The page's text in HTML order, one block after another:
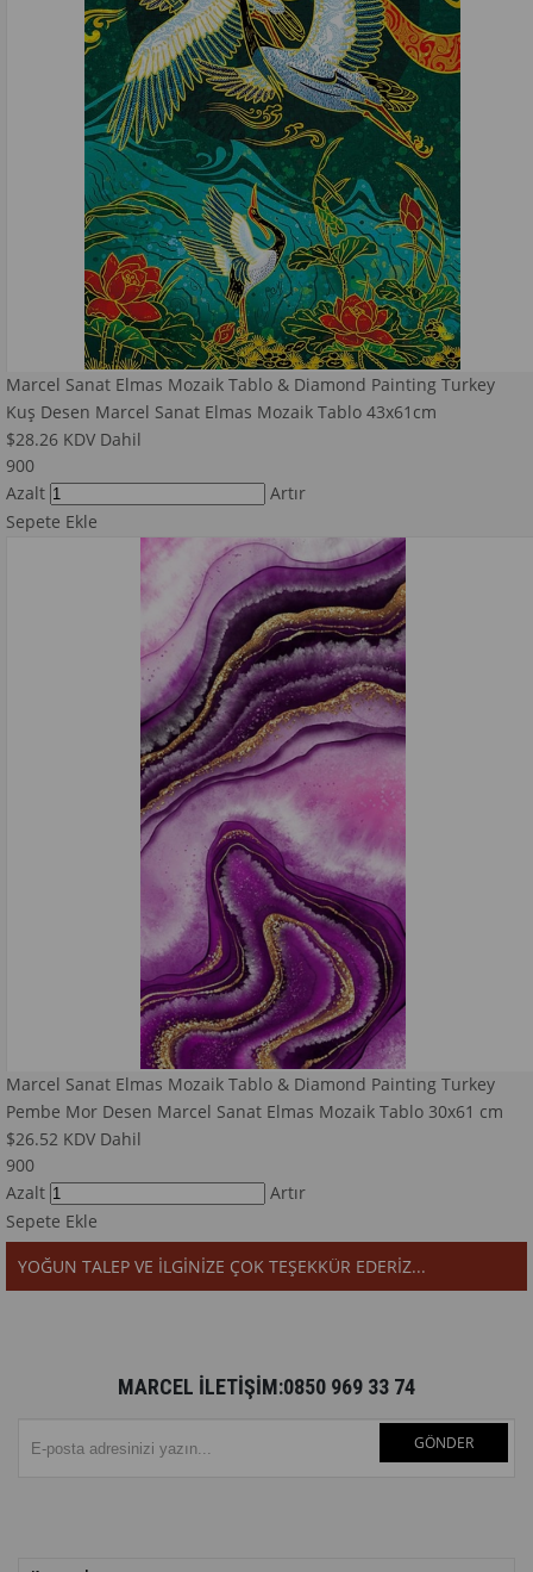
Marcel Sanat Elmas Mozaik Tablo & Diamond Painting Turkey
Kuş Desen Marcel Sanat Elmas Mozaik Tablo 43x61cm
$28.26 KDV Dahil
900
Azalt
Artır
Sepete Ekle
Marcel Sanat Elmas Mozaik Tablo & Diamond Painting Turkey
Pembe Mor Desen Marcel Sanat Elmas Mozaik Tablo 30x61 cm
$26.52 KDV Dahil
900
Azalt
Artır
Sepete Ekle
YOĞUN TALEP VE İLGİNİZE ÇOK TEŞEKKÜR EDERİZ...
MARCEL İLETİŞİM:0850 969 33 74
GÖNDER